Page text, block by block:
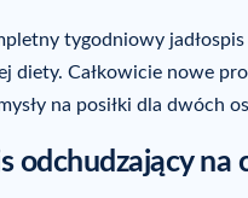
tygodniowy
diety. Całkowicie nowe
na posiłki dla dwóch
odchudzający na